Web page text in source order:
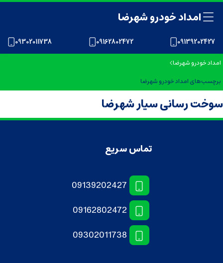
امداد خودرو شهرضا
09139202427
09162802472
09302011738
امداد خودرو شهرضا
برچسب‌های امداد خودرو شهرضا
سوخت رسانی سیار شهرضا
تماس سریع
09139202427
09162802472
09302011738